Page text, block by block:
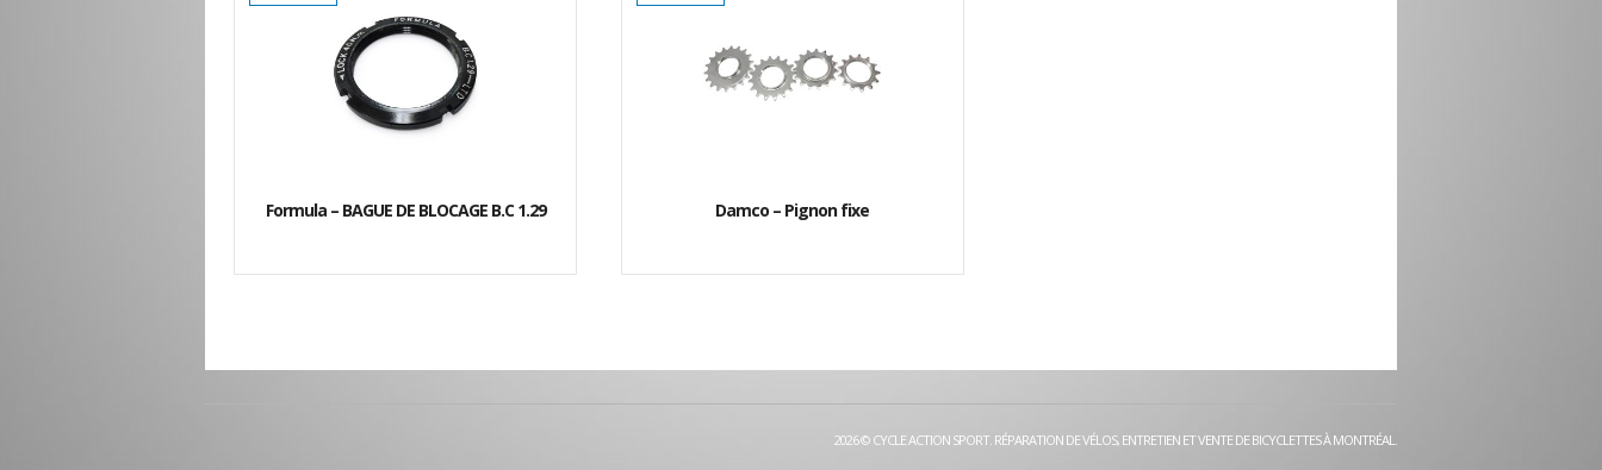
Formula – BAGUE DE BLOCAGE B.C 1.29 Damco – Pignon fixe
2026 © CYCLE ACTION SPORT. RÉPARATION DE VÉLOS, ENTRETIEN ET VENTE DE BICYCLETTES À MONTRÉAL.